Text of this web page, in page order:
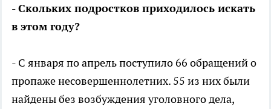
- Скольких подростков приходилось искать
в этом году?
- С января по апрель поступило 66 обращений о
пропаже несовершеннолетних. 55 из них были
найдены без возбуждения уголовного дела,